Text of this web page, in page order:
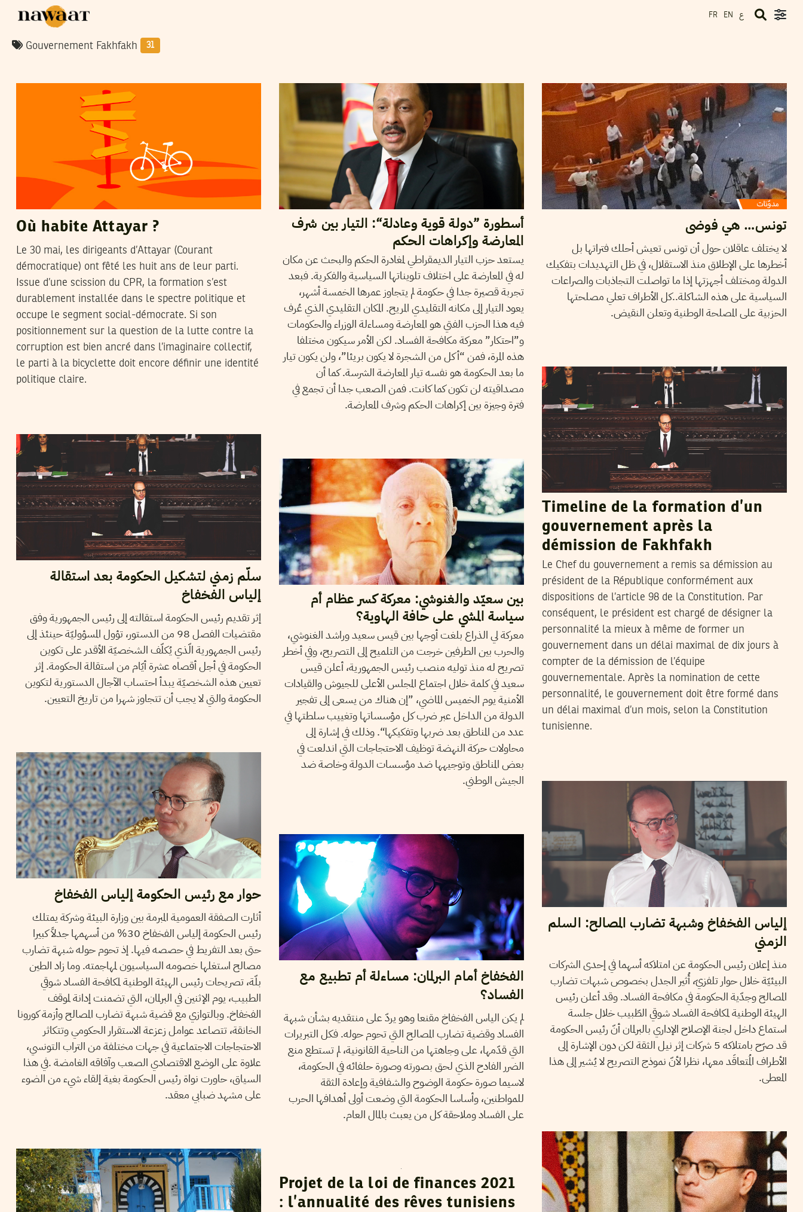
FR EN ع
Gouvernement Fakhfakh 31
Où habite Attayar ?
Le 30 mai, les dirigeants d’Attayar (Courant
démocratique) ont fêté les huit ans de leur parti.
Issue d’une scission du CPR, la formation s’est
durablement installée dans le spectre politique et
occupe le segment social-démocrate. Si son
positionnement sur la question de la lutte contre la
corruption est bien ancré dans l’imaginaire collectif,
le parti à la bicyclette doit encore définir une identité
politique claire.
أسطورة ”دولة قوية وعادلة“: التيار بين شرف
المعارضة وإكراهات الحكم
يستعد حزب التيار الديمقراطي لمغادرة الحكم والبحث عن مكان
له في المعارضة على اختلاف تلويناتها السياسية والفكرية. فبعد
تجربة قصيرة جدا في حكومة لم يتجاوز عمرها الخمسة أشهر،
يعود التيار إلى مكانه التقليدي المريح. المكان التقليدي الذي عُرف
فيه هذا الحزب الفتي هو المعارضة ومساءلة الوزراء والحكومات
و”احتكار” معركة مكافحة الفساد. لكن الأمر سيكون مختلفا
هذه المرة، فمن “أكل من الشجرة لا يكون بريئا”، ولن يكون تيار
ما بعد الحكومة هو نفسه تيار المعارضة الشرسة. كما أن
مصداقيته لن تكون كما كانت. فمن الصعب جدا أن تجمع في
فترة وجيزة بين إكراهات الحكم وشرف المعارضة.
تونس… هي فوضى
لا يختلف عاقلان حول أن تونس تعيش أحلك فتراتها بل
أخطرها على الإطلاق منذ الاستقلال، في ظل التهديدات بتفكيك
الدولة ومختلف أجهزتها إذا ما تواصلت التجاذبات والصراعات
السياسية على هذه الشاكلة..كل الأطراف تعلي مصلحتها
الحزبية على المصلحة الوطنية وتعلن النقيض.
Timeline de la formation d’un
gouvernement après la
démission de Fakhfakh
Le Chef du gouvernement a remis sa démission au
président de la République conformément aux
dispositions de l’article 98 de la Constitution. Par
conséquent, le président est chargé de désigner la
personnalité la mieux à même de former un
gouvernement dans un délai maximal de dix jours à
compter de la démission de l’équipe
gouvernementale. Après la nomination de cette
personnalité, le gouvernement doit être formé dans
un délai maximal d’un mois, selon la Constitution
tunisienne.
سلّم زمني لتشكيل الحكومة بعد استقالة
إلياس الفخفاخ
إثر تقديم رئيس الحكومة استقالته إلى رئيس الجمهورية وفق
مقتضيات الفصل 98 من الدستور، تؤول المسؤوليّة حينئذ إلى
رئيس الجمهورية الّذي يُكلّف الشخصيّة الأقدر على تكوين
الحكومة في أجل أقصاه عشرة أيّام من استقالة الحكومة. إثر
تعيين هذه الشخصيّة يبدأ احتساب الآجال الدستورية لتكوين
الحكومة والتي لا يجب أن تتجاوز شهرا من تاريخ التعيين.
بين سعيّد والغنوشي: معركة كسر عظام أم
سياسة المشي على حافة الهاوية؟
معركة لي الذراع بلغت أوجها بين قيس سعيد وراشد الغنوشي،
والحرب بين الطرفين خرجت من التلميح إلى التصريح، وفي أخطر
تصريح له منذ توليه منصب رئيس الجمهورية، أعلن قيس
سعيد في كلمة خلال اجتماع المجلس الأعلى للجيوش والقيادات
الأمنية يوم الخميس الماضي، ”إن هناك من يسعى إلى تفجير
الدولة من الداخل عبر ضرب كل مؤسساتها وتغييب سلطتها في
عدد من المناطق بعد ضربها وتفكيكها“. وذلك في إشارة إلى
محاولات حركة النهضة توظيف الاحتجاجات التي اندلعت في
بعض المناطق وتوجيهها ضد مؤسسات الدولة وخاصة ضد
الجيش الوطني.
حوار مع رئيس الحكومة إلياس الفخفاخ
أثارت الصفقة العمومية المبرمة بين وزارة البيئة وشركة يمتلك
رئيس الحكومة إلياس الفخفاخ 30% من أسهمها جدلاً كبيرا
حتى بعد التفريط في حصصه فيها. إذ تحوم حوله شبهة تضارب
مصالح استغلها خصومه السياسيون لمهاجمته. وما زاد الطين
بلّة، تصريحات رئيس الهيئة الوطنية لمكافحة الفساد شوقي
الطبيب، يوم الإثنين في البرلمان، التي تضمنت إدانة لموقف
الفخفاخ. وبالتوازي مع قضية شبهة تضارب المصالح وأزمة كورونا
الخانقة، تتصاعد عوامل زعزعة الاستقرار الحكومي وتتكاثر
الاحتجاجات الاجتماعية في جهات مختلفة من التراب التونسي،
علاوة على الوضع الاقتصادي الصعب وآفاقه الغامضة .في هذا
السياق، حاورت نواة رئيس الحكومة بغية إلقاء شيء من الضوء
على مشهد ضبابي معقد.
إلياس الفخفاخ وشبهة تضارب المصالح: السلم
الزمني
منذ إعلان رئيس الحكومة عن امتلاكه أسهما في إحدى الشركات
البيئيّة خلال حوار تلفزيّ، أُثير الجدل بخصوص شبهات تضارب
المصالح وجدّية الحكومة في مكافحة الفساد. وقد أعلن رئيس
الهيئة الوطنية لمكافحة الفساد شوقي الطّبيب خلال جلسة
استماع داخل لجنة الإصلاح الإداري بالبرلمان أنّ رئيس الحكومة
قد صرّح بامتلاكه 5 شركات إثر نيل الثقة لكن دون الإشارة إلى
الأطراف المُتعاقَد معها، نظرا لأنّ نموذج التصريح لا يُشير إلى هذا
المعطى.
الفخفاخ أمام البرلمان: مساءلة أم تطبيع مع
الفساد؟
لم يكن الياس الفخفاخ مقنعا وهو يردّ على منتقديه بشأن شبهة
الفساد وقضية تضارب المصالح التي تحوم حوله. فكل التبريرات
التي قدّمها، على وجاهتها من الناحية القانونية، لم تستطع منع
الضرر الفادح الذي لحق بصورته وصورة حلفائه في الحكومة،
لاسيما صورة حكومة الوضوح والشفافية وإعادة الثقة
للمواطنين، وأساسا الحكومة التي وضعت أولى أهدافها الحرب
على الفساد وملاحقة كل من يعبث بالمال العام.
Projet de la loi de finances 2021
: l’annualité des rêves tunisiens